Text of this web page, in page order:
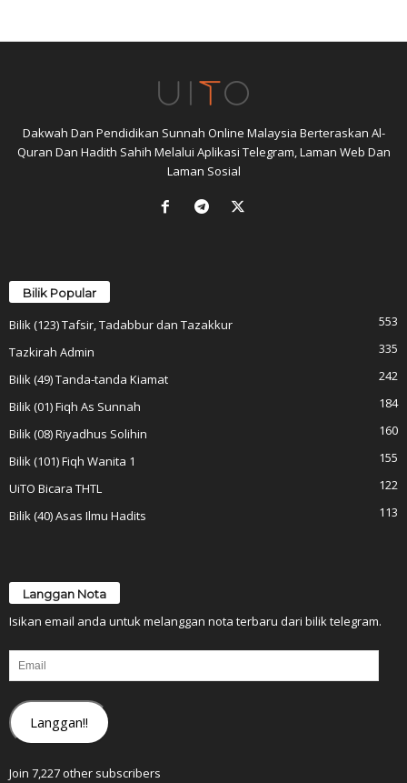
Dakwah Dan Pendidikan Sunnah Online Malaysia Berteraskan Al-
Quran Dan Hadith Sahih Melalui Aplikasi Telegram, Laman Web Dan
Laman Sosial
Bilik Popular
Bilik (123) Tafsir, Tadabbur dan Tazakkur
553
Tazkirah Admin
335
Bilik (49) Tanda-tanda Kiamat
242
Bilik (01) Fiqh As Sunnah
184
Bilik (08) Riyadhus Solihin
160
Bilik (101) Fiqh Wanita 1
155
UiTO Bicara THTL
122
Bilik (40) Asas Ilmu Hadits
113
Langgan Nota
Isikan email anda untuk melanggan nota terbaru dari bilik telegram.
Email
Langgan!!
Join 7,227 other subscribers